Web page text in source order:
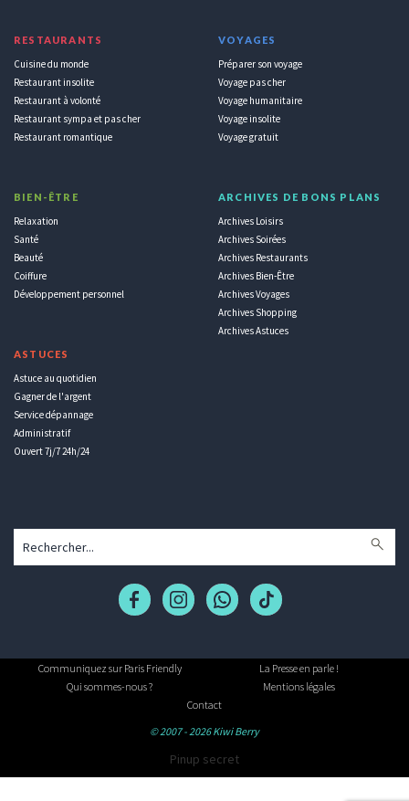
RESTAURANTS
Cuisine du monde
Restaurant insolite
Restaurant à volonté
Restaurant sympa et pas cher
Restaurant romantique
BIEN-ÊTRE
Relaxation
Santé
Beauté
Coiffure
Développement personnel
ASTUCES
Astuce au quotidien
Gagner de l'argent
Service dépannage
Administratif
Ouvert 7j/7 24h/24
VOYAGES
Préparer son voyage
Voyage pas cher
Voyage humanitaire
Voyage insolite
Voyage gratuit
ARCHIVES DE BONS PLANS
Archives Loisirs
Archives Soirées
Archives Restaurants
Archives Bien-Être
Archives Voyages
Archives Shopping
Archives Astuces
Communiquez sur Paris Friendly
La Presse en parle !
Qui sommes-nous ?
Mentions légales
Contact
© 2007 - 2026 Kiwi Berry
Pinup secret